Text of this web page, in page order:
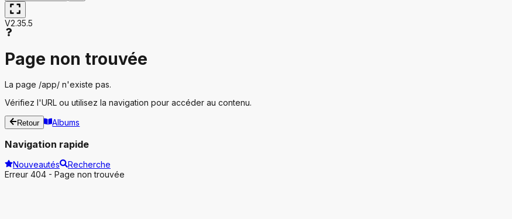
V2.35.5
Page non trouvée
La page /app/ n'existe pas.
Vérifiez l'URL ou utilisez la navigation pour accéder au contenu.
Retour Albums
Navigation rapide
Nouveautés
Recherche
Erreur 404 - Page non trouvée